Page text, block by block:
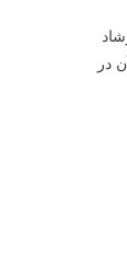
در